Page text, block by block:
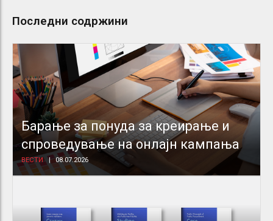
Последни содржини
Барање за понуда за креирање и
спроведување на онлајн кампања
ВЕСТИ 08.07.2026